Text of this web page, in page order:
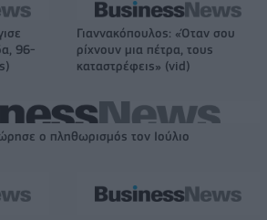
96-
Γιαννακόπουλος: «Όταν σου
ρίχνουν μια πέτρα, τους
καταστρέφεις» (vid)
ο πληθωρισμός τον Ιούλιο